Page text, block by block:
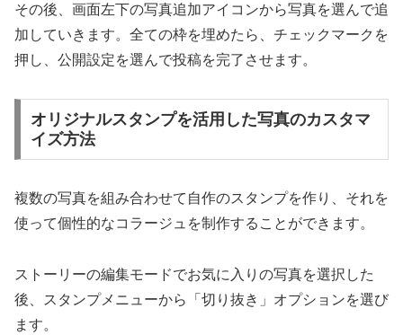
その後、画面左下の写真追加アイコンから写真を選んで追
加していきます。全ての枠を埋めたら、チェックマークを
押し、公開設定を選んで投稿を完了させます。
オリジナルスタンプを活用した写真のカスタマ
イズ方法
複数の写真を組み合わせて自作のスタンプを作り、それを
使って個性的なコラージュを制作することができます。
ストーリーの編集モードでお気に入りの写真を選択した
後、スタンプメニューから「切り抜き」オプションを選び
ます。